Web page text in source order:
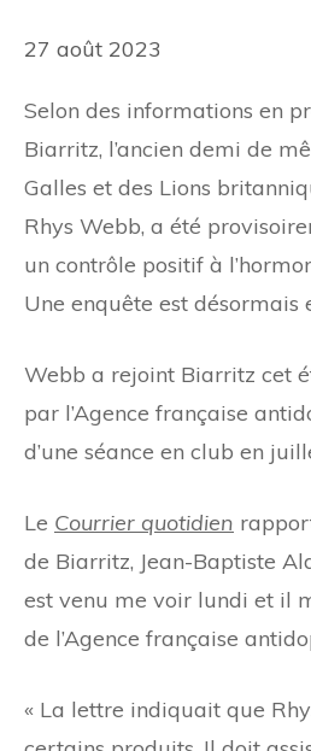
27 août 2023
Selon des informations en
Biarritz, l’ancien demi de
Galles et des Lions
Rhys Webb, a été
un contrôle positif à
Une enquête est désormais
Webb a rejoint Biarritz cet
par l’Agence française
d’une séance en club en
Le Courrier quotidien
de Biarritz, Jean-Baptiste
est venu me voir lundi et il
de l’Agence française
« La lettre indiquait que